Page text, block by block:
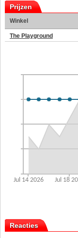
Prijzen
Winkel
The Playground
Reacties